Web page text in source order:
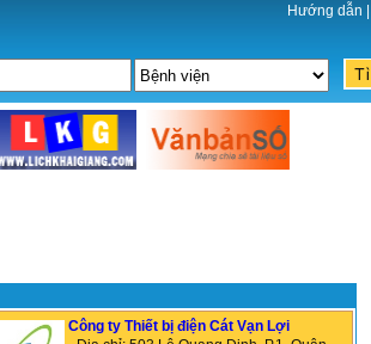
Hướng dẫn
Công ty Thiết bị điện Cát Vạn Lợi